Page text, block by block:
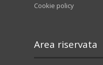
Cookie policy
Area riservata